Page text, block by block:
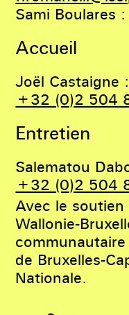
Sami Boulares :
Accueil
Joël Castaigne :
+32 (0)2 504
Entretien
Salematou
+32 (0)2 504
Avec le soutien
Wallonie-
de Bruxelles-
Nationale.